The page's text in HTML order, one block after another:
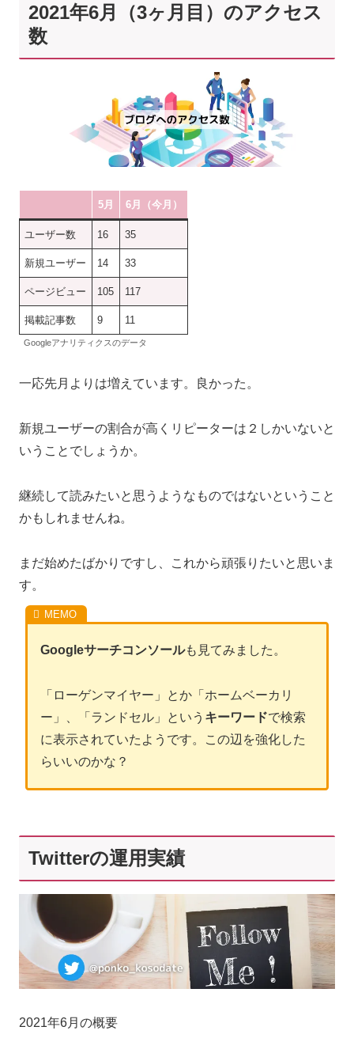
2021年6月（3ヶ月目）のアクセス
数
5月 6月（今月）
ユーザー数 16 35
新規ユーザー 14 33
ページビュー 105 117
掲載記事数 9 11
Googleアナリティクスのデータ
一応先月よりは増えています。良かった。
新規ユーザーの割合が高くリピーターは２しかいないと
いうことでしょうか。
継続して読みたいと思うようなものではないということ
かもしれませんね。
まだ始めたばかりですし、これから頑張りたいと思いま
す。
Googleサーチコンソールも見てみました。
「ローゲンマイヤー」とか「ホームベーカリ
ー」、「ランドセル」という キーワードで検索
に表示されていたようです。この辺を強化した
らいいのかな？
Twitterの運用実績
2021年6月の概要